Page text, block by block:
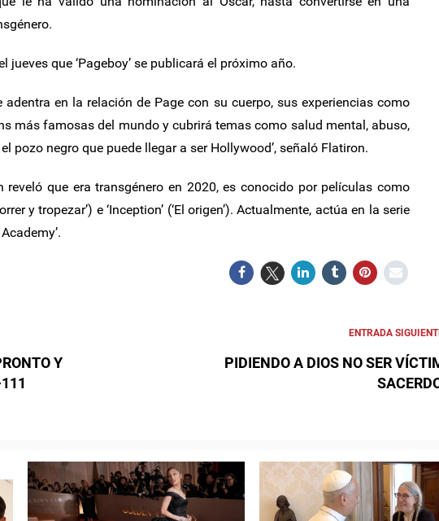
jueves que ‘Pageboy’ se publicará el próximo año.
adentra en la relación de Page con su cuerpo, sus experiencias como
más famosas del mundo y cubrirá temas como salud mental, abuso,
pozo negro que puede llegar a ser Hollywood’, señaló Flatiron.
reveló que era transgénero en 2020, es conocido por películas como
y tropezar’) e ‘Inception’ (‘El origen’). Actualmente, actúa en la serie
Y
ENTRADA
PIDIENDO A DIOS NO SER